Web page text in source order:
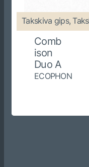
Takskiva gips,
Comb
ison
Duo A
ECOPHON